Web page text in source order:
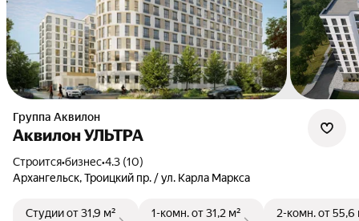
Группа Аквилон
Аквилон УЛЬТРА
Строится•бизнес•4.3 (10)
Архангельск, Троицкий пр. / ул. Карла Маркса
Студииот 31,9 м²
1-комн.от 31,2 м²
2-комн.от 55,6